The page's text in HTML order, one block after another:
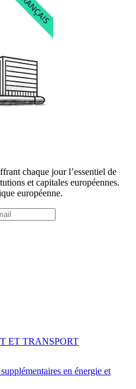
chaque jour l’essentiel de
et capitales européennes.
européenne.
en énergie et
ET TRANSPORT